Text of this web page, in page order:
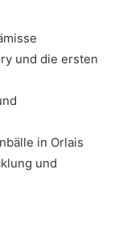
und die ersten
in Orlais
und